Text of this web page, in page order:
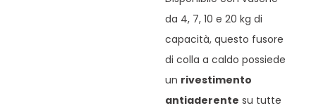
da 4, 7, 10 e 20 kg di
capacità, questo fusore
di colla a caldo possiede
un rivestimento
antiaderente su tutte